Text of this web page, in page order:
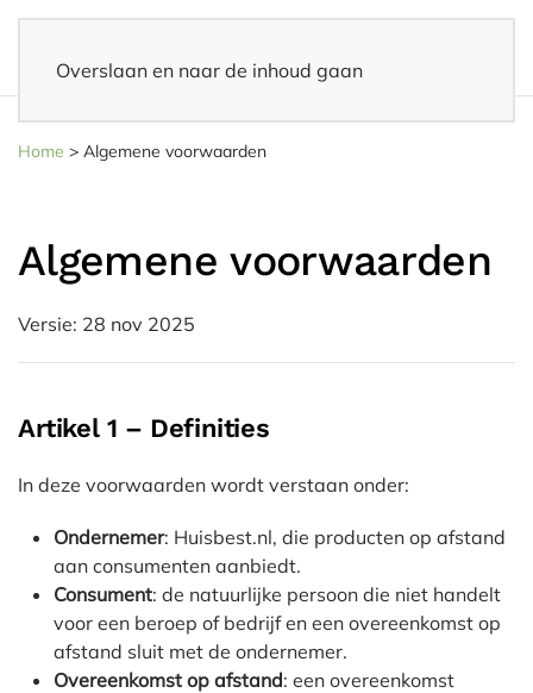
Overslaan en naar de inhoud gaan
Home > Algemene voorwaarden
Algemene voorwaarden
Versie: 28 nov 2025
Artikel 1 – Definities
In deze voorwaarden wordt verstaan onder:
Ondernemer: Huisbest.nl, die producten op afstand
aan consumenten aanbiedt.
Consument: de natuurlijke persoon die niet handelt
voor een beroep of bedrijf en een overeenkomst op
afstand sluit met de ondernemer.
Overeenkomst op afstand: een overeenkomst